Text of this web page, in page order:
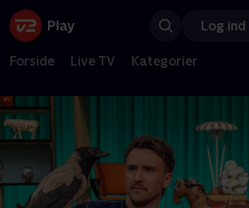
Log ind
Forside Live TV Kategorier